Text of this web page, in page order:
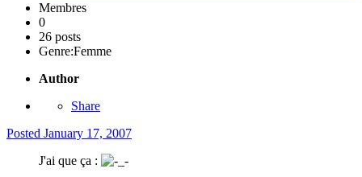
Membres
0
26 posts
Genre:Femme
Author
Share
Posted January 17, 2007
J'ai que ça :